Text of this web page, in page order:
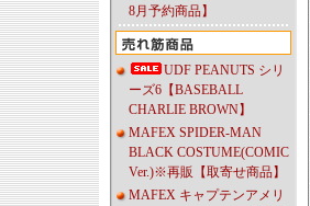
8月予約商品】
UDF PEANUTS シリ
ーズ6【BASEBALL
CHARLIE BROWN】
MAFEX SPIDER-MAN
BLACK COSTUME(COMIC
Ver.)※再販【取寄せ商品】
MAFEX キャプテンアメリ